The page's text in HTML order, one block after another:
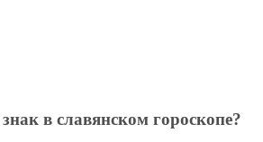
в славянском гороскопе?